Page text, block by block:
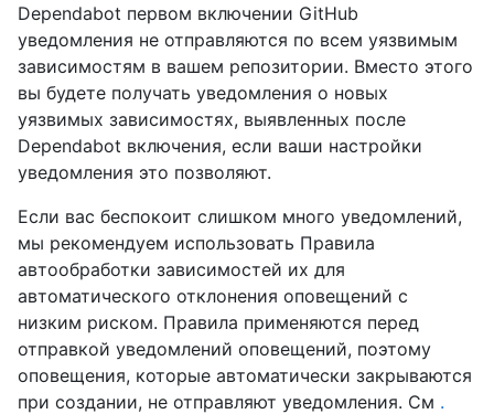
Dependabot первом включении GitHub
уведомления не отправляются по всем уязвимым
зависимостям в вашем репозитории. Вместо этого
вы будете получать уведомления о новых
уязвимых зависимостях, выявленных после
Dependabot включения, если ваши настройки
уведомления это позволяют.
Если вас беспокоит слишком много уведомлений,
мы рекомендуем использовать Правила
автообработки зависимостей их для
автоматического отклонения оповещений с
низким риском. Правила применяются перед
отправкой уведомлений оповещений, поэтому
оповещения, которые автоматически закрываются
при создании, не отправляют уведомления. См .